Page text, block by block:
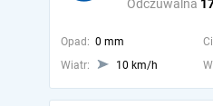
Odczuwalna
Opad: 0 mm
Wiatr:
10 km/h